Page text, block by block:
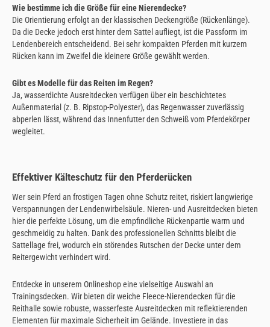
Wie bestimme ich die Größe für eine Nierendecke?
Die Orientierung erfolgt an der klassischen Deckengröße (Rückenlänge).
Da die Decke jedoch erst hinter dem Sattel aufliegt, ist die Passform im
Lendenbereich entscheidend. Bei sehr kompakten Pferden mit kurzem
Rücken kann im Zweifel die kleinere Größe gewählt werden.
Gibt es Modelle für das Reiten im Regen?
Ja, wasserdichte Ausreitdecken verfügen über ein beschichtetes
Außenmaterial (z. B. Ripstop-Polyester), das Regenwasser zuverlässig
abperlen lässt, während das Innenfutter den Schweiß vom Pferdekörper
wegleitet.
Effektiver Kälteschutz für den Pferderücken
Wer sein Pferd an frostigen Tagen ohne Schutz reitet, riskiert langwierige
Verspannungen der Lendenwirbelsäule. Nieren- und Ausreitdecken bieten
hier die perfekte Lösung, um die empfindliche Rückenpartie warm und
geschmeidig zu halten. Dank des professionellen Schnitts bleibt die
Sattellage frei, wodurch ein störendes Rutschen der Decke unter dem
Reitergewicht verhindert wird.
Entdecke in unserem Onlineshop eine vielseitige Auswahl an
Trainingsdecken. Wir bieten dir weiche Fleece-Nierendecken für die
Reithalle sowie robuste, wasserfeste Ausreitdecken mit reflektierenden
Elementen für maximale Sicherheit im Gelände. Investiere in das